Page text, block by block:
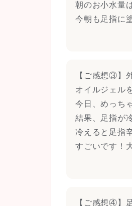
朝のお小水量
今朝も足指に
【ご感想③】
オイルジェル
今日、めっち
結果、足指が
冷えると足指
すごいです！
【ご感想④】